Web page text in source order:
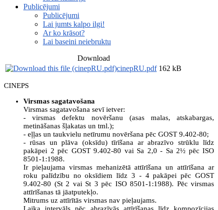
Publicējumi
Publicējumi
Lai jumts kalpo ilgi!
Ar ko krāsot?
Lai baseini neiebruktu
Download
cinepRU.pdf 162 kB
CINEPS
Virsmas sagatavošana
Virsmas sagatavošana sevī ietver:
- virsmas defektu novēršanu (asas malas, atskabargas,
metināšanas šļakatas un tml.);
- eļļas un taukvielu netīrumu novēršana pēc GOST 9.402-80;
- rūsas un plāva (oksīdu) tīrīšana ar abrazīvo strūklu līdz
pakāpei 2 pēc GOST 9.402-80 vai Sa 2,0 - Sa 2½ pēc ISO
8501-1:1988.
Ir pieļaujama virsmas mehanizētā attīrīšana un attīrīšana ar
roku palīdzību no oksīdiem līdz 3 - 4 pakāpei pēc GOST
9.402-80 (St 2 vai St 3 pēc ISO 8501-1:1988). Pēc virsmas
attīrīšanas tā jāatputekļo.
Mitrums uz attīrītās virsmas nav pieļaujams.